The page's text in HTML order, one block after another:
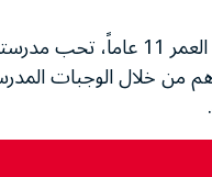
زينب، فتاة مصرية من
خلال الوجبات